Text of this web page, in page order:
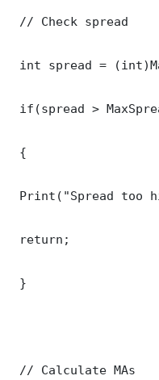
// Check spread
int spread =
if(spread >
{
Print("Spread too
return;
}
// Calculate MAs